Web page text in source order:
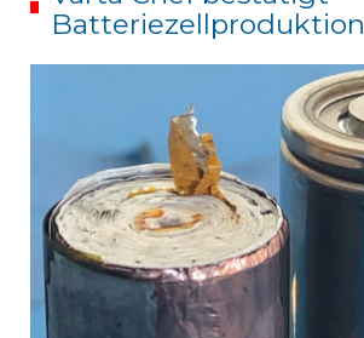
Batteriezellproduktion